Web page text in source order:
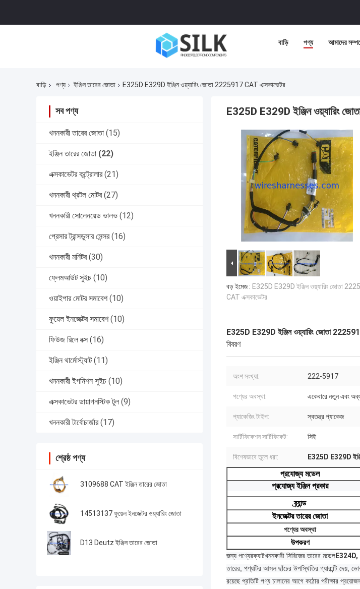
বাড়ি পণ্য আমাদের
বাড়ি পণ্য ইঞ্জিন তারের জোতা E325D E329D ইঞ্জিন ওয়্যারিং জোতা 2225917 CAT এক্সকাভেটর
সব পণ্য
খননকারী তারের জোতা (15)
ইঞ্জিন তারের জোতা (22)
এক্সকাভেটর কন্ট্রোলার (21)
খননকারী থ্রটল মোটর (27)
খননকারী সোলেনয়েড ভালভ (12)
প্রেসার ট্রান্সডুসার সেন্সর (16)
খননকারী মনিটর (30)
ফ্লেমআউট সুইচ (10)
ওয়াইপার মোটর সমাবেশ (10)
ফুয়েল ইনজেক্টর সমাবেশ (10)
ফিউজ রিলে বক্স (16)
ইঞ্জিন থার্মোস্ট্যাট (11)
খননকারী ইগনিশন সুইচ (10)
এক্সকাভেটর ডায়াগনস্টিক টুল (9)
খননকারী টার্বোচার্জার (17)
শ্রেষ্ঠ পণ্য
3109688 CAT ইঞ্জিন তারের জোতা
14513137 ফুয়েল ইনজেক্টর ওয়্যারিং জোতা
D13 Deutz ইঞ্জিন তারের জোতা
E325D E329D ইঞ্জিন ওয়্যারিং
বড় ইমেজ : E325D E329D ইঞ্জিন ওয়্যারিং জোতা
CAT এক্সকাভেটর
E325D E329D ইঞ্জিন ওয়্যারিং জোতা
বিবরণ
অংশ সংখ্যা: 222-5917
পণ্যের অবস্থা: একেবারে নতুন এবং
প্যাকেজিং টাইপ: স্বতন্ত্র প্যাকেজ
সার্টিফিকেশন সার্টিফিকেট: সিই
বিশেষভাবে তুলে ধরা: E325D E329D
প্রযোজ্য মডেল
প্রযোজ্য ইঞ্জিন প্রকার
ব্র্যান্ড
ইনজেক্টর তারের জোতা
পণ্যের অবস্থা
উপকরণ
জন্য পণ্যেরক্যাটখননকারী সিরিজের তারের মডেল
তারের, পণ্যটির আসল ছাঁচের উপস্থিতির গ্যারান্টি দেয়,
রয়েছে প্রতিটি পণ্য চালানের আগে কঠোর পরীক্ষার